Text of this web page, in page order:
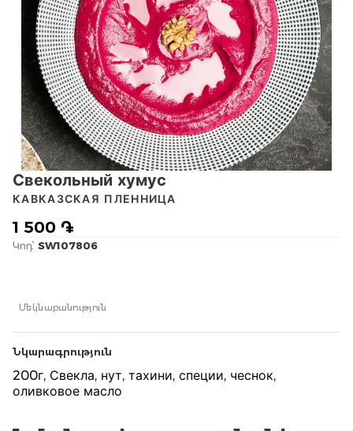
Свекольный хумус
1 500 ֏
КАВКАЗСКАЯ ПЛЕННИЦА
Կոդ՝ SW107806
Մեկնաբանություն
Նկարագրություն
200г, Свекла, нут, тахини, специи, чеснок,
оливковое масло